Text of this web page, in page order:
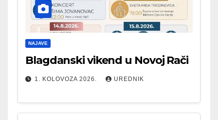
NAJAVE
Blagdanski vikend u Novoj Rači
1. KOLOVOZA 2026. UREDNIK